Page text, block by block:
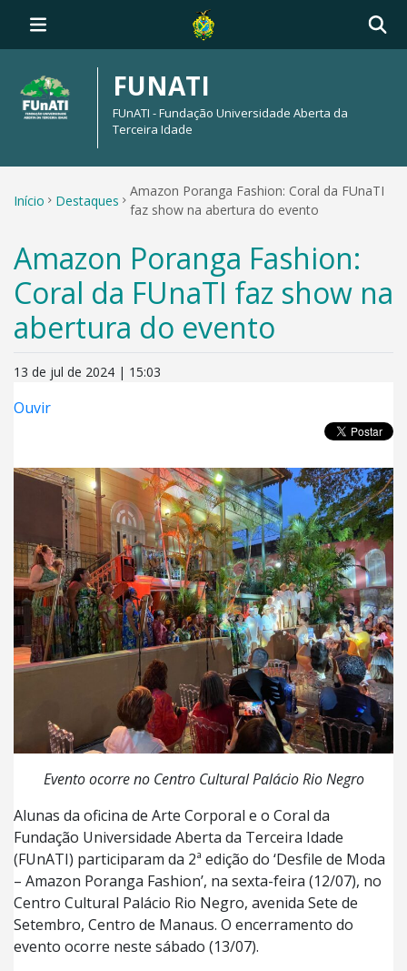
FUNATI
FUnATI - Fundação Universidade Aberta da
Terceira Idade
Início Destaques
Amazon Poranga Fashion: Coral da FUnaTI
faz show na abertura do evento
Amazon Poranga Fashion:
Coral da FUnaTI faz show na
abertura do evento
13 de jul de 2024 | 15:03
Ouvir
Evento ocorre no Centro Cultural Palácio Rio Negro
Alunas da oficina de Arte Corporal e o Coral da
Fundação Universidade Aberta da Terceira Idade
(FUnATI) participaram da 2ª edição do ‘Desfile de Moda
– Amazon Poranga Fashion’, na sexta-feira (12/07), no
Centro Cultural Palácio Rio Negro, avenida Sete de
Setembro, Centro de Manaus. O encerramento do
evento ocorre neste sábado (13/07).